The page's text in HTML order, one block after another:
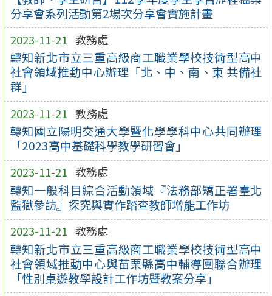
分享會系列活動第2場次分享會實施計畫
2023-11-21 教務處
轉知新北市立三重高級商工職業學校技術型高中
社會領域推動中心辦理「北、中、南、東 共備社
群」
2023-11-21 教務處
轉知國立陽明交通大學暨化學學科中心共同辦理
「2023高中基礎科學教學研習會」
2023-11-21 教務處
轉知一般科目綜合活動領域『法務部矯正署臺北
監獄參訪』探究與實作踏查教師增能工作坊
2023-11-21 教務處
轉知新北市立三重高級商工職業學校技術型高中
社會領域推動中心與苗栗縣高中輔導團聯合辦理
「性別桌遊教學設計工作坊暨教案分享」